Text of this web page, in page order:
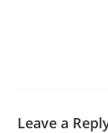
Leave a